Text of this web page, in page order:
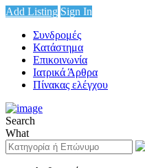
Add Listing Sign In
Συνδρομές
Κατάστημα
Επικοινωνία
Ιατρικά Άρθρα
Πίνακας ελέγχου
Search
What